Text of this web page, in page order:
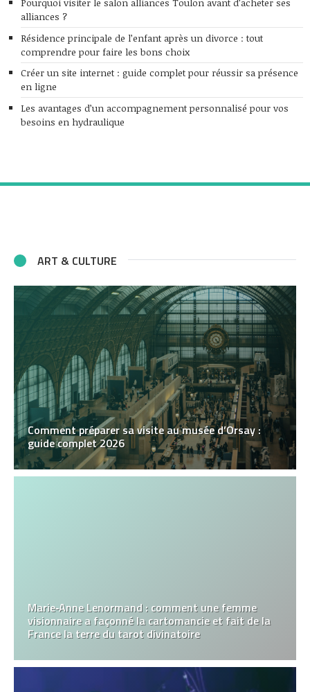
alliances ?
Résidence principale de l’enfant après un divorce : tout
comprendre pour faire les bons choix
Créer un site internet : guide complet pour réussir sa présence
en ligne
Les avantages d’un accompagnement personnalisé pour vos
besoins en hydraulique
ART & CULTURE
Comment préparer sa visite au musée d’Orsay :
guide complet 2026
Marie‑Anne Lenormand : comment une femme
visionnaire a façonné la cartomancie et fait de la
France la terre du tarot divinatoire